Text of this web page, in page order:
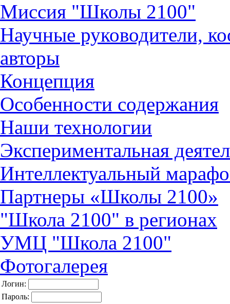
Миссия "Школы 2100"
Научные руководители,
авторы
Концепция
Особенности содержания
Наши технологии
Экспериментальная
Интеллектуальный
Партнеры «Школы 2100»
"Школа 2100" в регионах
УМЦ "Школа 2100"
Фотогалерея
Логин:
Пароль: